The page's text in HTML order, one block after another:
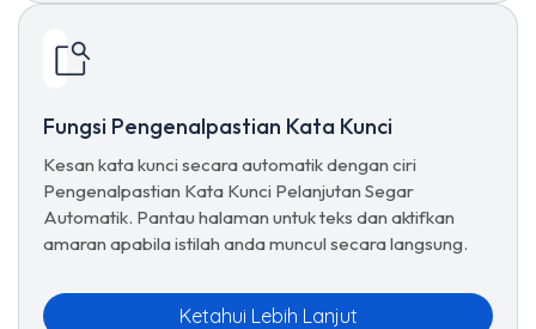
Fungsi Pengenalpastian Kata Kunci
Kesan kata kunci secara automatik dengan ciri
Pengenalpastian Kata Kunci Pelanjutan Segar
Automatik. Pantau halaman untuk teks dan aktifkan
amaran apabila istilah anda muncul secara langsung.
Ketahui Lebih Lanjut